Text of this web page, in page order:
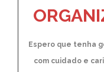
Espero que tenha
com cuidado e